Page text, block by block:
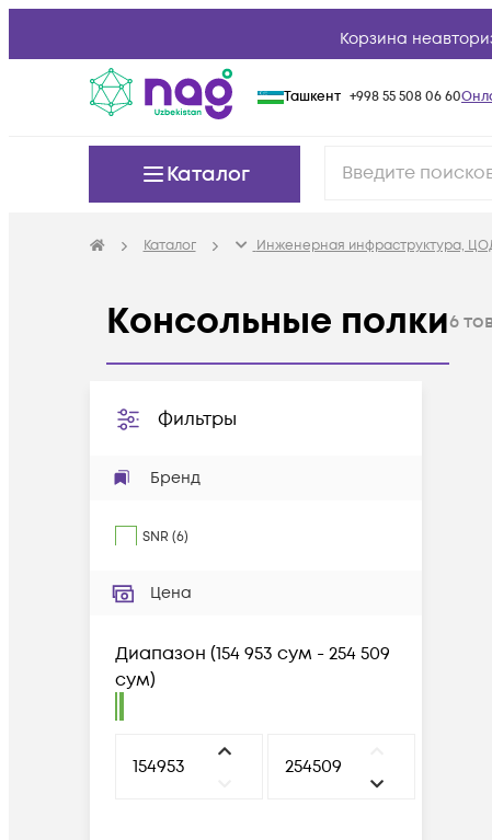
Корзина
Ташкент +998 55 508 06 60
Каталог
Каталог Инженерная инфраструктура,
Консольные полки6
Фильтры
Бренд
SNR (6)
Цена
Диапазон (154 953 сум - 254 509
сум)